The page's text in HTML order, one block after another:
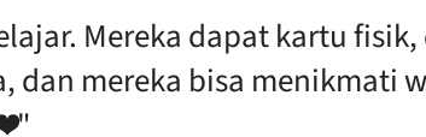
Mereka dapat kartu
dan mereka bisa menikmati